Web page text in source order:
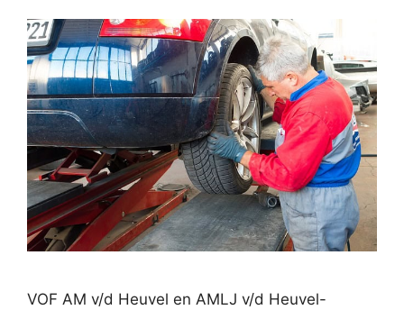
VOF AM v/d Heuvel en AMLJ v/d Heuvel-